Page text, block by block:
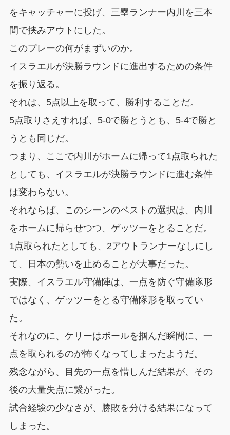
をキャッチャーに投げ、三塁ランナー内川を三本
間で挟みアウトにした。
このプレーの何がまずいのか。
イスラエルが決勝ラウンドに進出するための条件
を振り返る。
それは、5点以上を取って、勝利することだ。
5点取りさえすれば、5-0で勝とうとも、5-4で勝と
うとも同じだ。
つまり、ここで内川がホームに帰って1点取られた
としても、イスラエルが決勝ラウンドに進む条件
は変わらない。
それならば、このシーンのベストの選択は、内川
をホームに帰らせつつ、ゲッツーをとることだ。
1点取られたとしても、2アウトランナーなしにし
て、日本の勢いを止めることが大事だった。
実際、イスラエル守備陣は、一点を防ぐ守備隊形
ではなく、ゲッツーをとる守備隊形を取ってい
た。
それなのに、ケリーはボールを掴んだ瞬間に、一
点を取られるのが怖くなってしまったようだ。
残念ながら、目先の一点を惜しんだ結果が、その
後の大量失点に繋がった。
試合経験の少なさが、勝敗を分ける結果になって
しまった。